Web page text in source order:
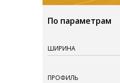
По параметрам
ШИРИНА
ПРОФИЛЬ